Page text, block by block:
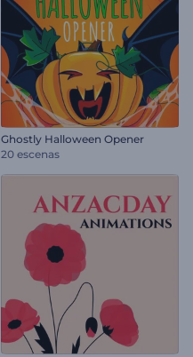
Ghostly Halloween Opener
20 escenas